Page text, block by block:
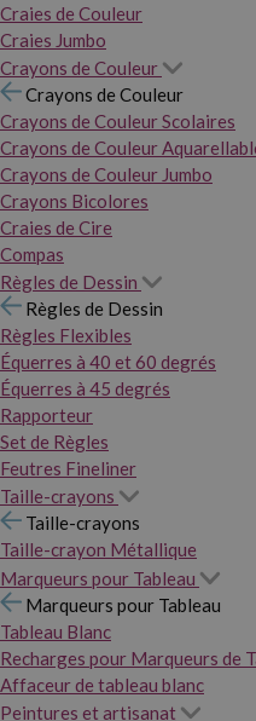
Craies de Couleur
Craies Jumbo
Crayons de Couleur
Crayons de Couleur
Crayons de Couleur Scolaires
Crayons de Couleur
Crayons de Couleur Jumbo
Crayons Bicolores
Craies de Cire
Compas
Règles de Dessin
Règles de Dessin
Règles Flexibles
Équerres à 40 et 60 degrés
Équerres à 45 degrés
Rapporteur
Set de Règles
Feutres Fineliner
Taille-crayons
Taille-crayons
Taille-crayon Métallique
Marqueurs pour Tableau
Marqueurs pour Tableau
Tableau Blanc
Recharges pour Marqueurs de
Affaceur de tableau blanc
Peintures et artisanat